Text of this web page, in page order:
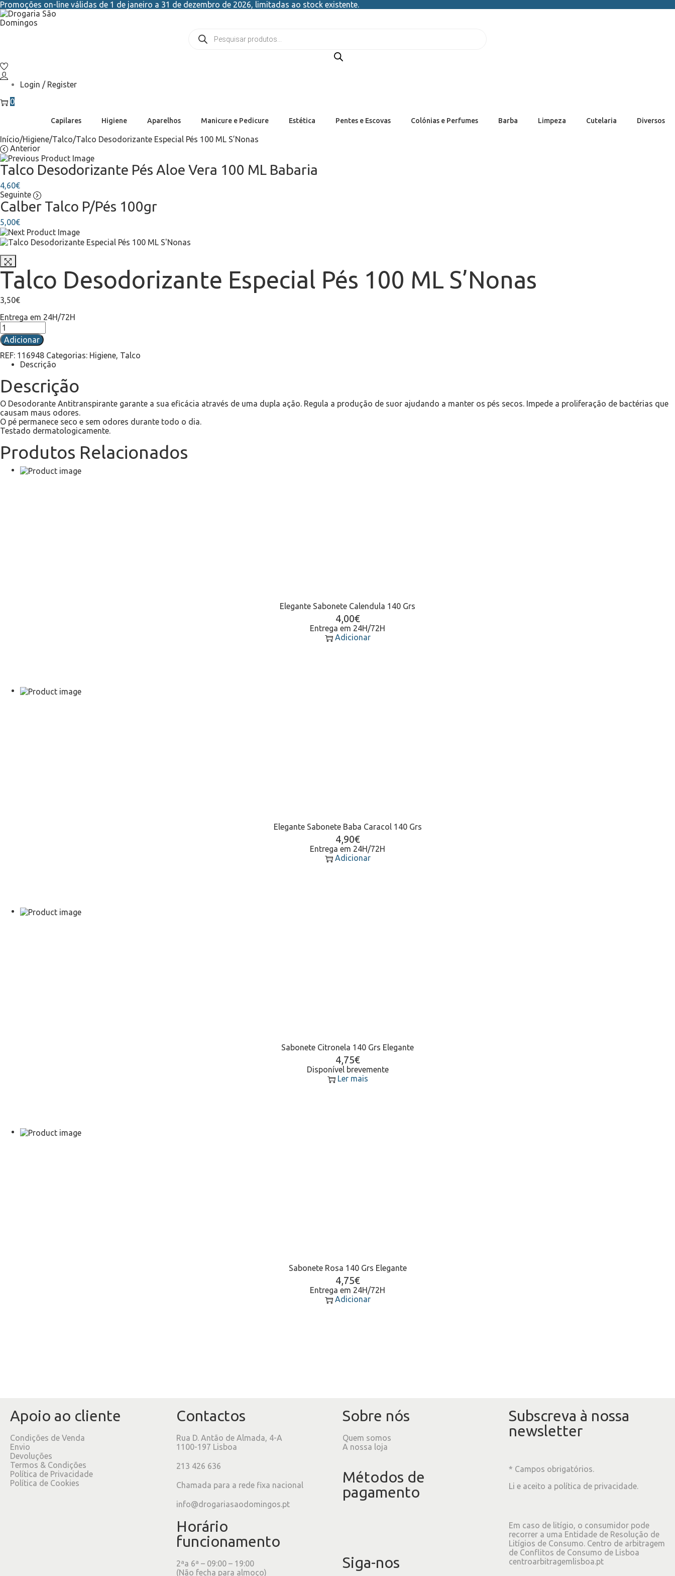
Promoções on-line válidas de 1 de janeiro a 31 de dezembro de 2026, limitadas ao stock existente.
Login / Register
0
Capilares Higiene Aparelhos Manicure e Pedicure Estética Pentes e Escovas Colónias e Perfumes Barba Limpeza Cutelaria Diversos
Início/Higiene/Talco/Talco Desodorizante Especial Pés 100 ML S’Nonas
Anterior
Talco Desodorizante Pés Aloe Vera 100 ML Babaria
4,60€
Seguinte
Calber Talco P/Pés 100gr
5,00€
Talco Desodorizante Especial Pés 100 ML S’Nonas
3,50€
Entrega em 24H/72H
Adicionar
REF: 116948 Categorias: Higiene, Talco
Descrição
Descrição
O Desodorante Antitranspirante garante a sua eficácia através de uma dupla ação. Regula a produção de suor ajudando a manter os pés secos. Impede a proliferação de bactérias que
causam maus odores.
O pé permanece seco e sem odores durante todo o dia.
Testado dermatologicamente.
Produtos Relacionados
Elegante Sabonete Calendula 140 Grs
4,00€
Entrega em 24H/72H
Adicionar
Elegante Sabonete Baba Caracol 140 Grs
4,90€
Entrega em 24H/72H
Adicionar
Sabonete Citronela 140 Grs Elegante
4,75€
Disponível brevemente
Ler mais
Sabonete Rosa 140 Grs Elegante
4,75€
Entrega em 24H/72H
Adicionar
Apoio ao cliente
Condições de Venda
Envio
Devoluções
Termos & Condições
Política de Privacidade
Política de Cookies
Contactos
Rua D. Antão de Almada, 4-A
1100-197 Lisboa
213 426 636
Chamada para a rede fixa nacional
info@drogariasaodomingos.pt
Horário
funcionamento
2ªa 6ª – 09:00 – 19:00
(Não fecha para almoço)
Sobre nós
Quem somos
A nossa loja
Métodos de
pagamento
Siga-nos
Subscreva à nossa
newsletter
* Campos obrigatórios.
Li e aceito a política de privacidade.
Em caso de litígio, o consumidor pode
recorrer a uma Entidade de Resolução de
Litígios de Consumo. Centro de arbitragem
de Conflitos de Consumo de Lisboa
centroarbitragemlisboa.pt